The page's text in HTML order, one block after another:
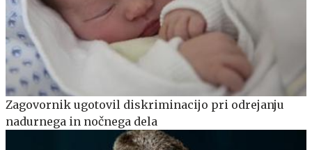
Zagovornik ugotovil diskriminacijo pri odrejanju
nadurnega in nočnega dela